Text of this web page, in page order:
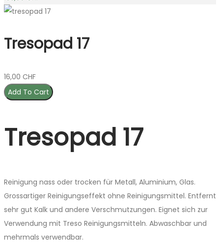
Tresopad 17
16,00 CHF
Add To Cart
Tresopad 17
Reinigung nass oder trocken für Metall, Aluminium, Glas.
Grossartiger Reinigungseffekt ohne Reinigungsmittel. Entfernt
sehr gut Kalk und andere Verschmutzungen. Eignet sich zur
Verwendung mit Treso Reinigungsmitteln. Abwaschbar und
mehrmals verwendbar.